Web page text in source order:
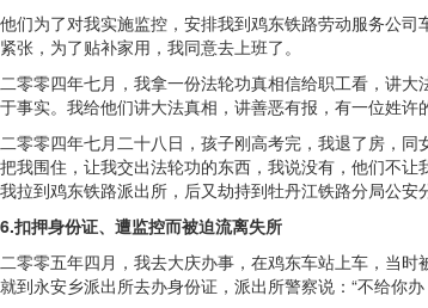
他们为了对我实施监控，安排我到鸡东铁路劳动服务公
紧张，为了贴补家用，我同意去上班了。
二零零四年七月，我拿一份法轮功真相信给职工看，讲
于事实。我给他们讲大法真相，讲善恶有报，有一位姓许
二零零四年七月二十八日，孩子刚高考完，我退了房，
把我围住，让我交出法轮功的东西，我说没有，他们不
我拉到鸡东铁路派出所，后又劫持到牡丹江铁路分局公安
6.扣押身份证、遭监控而被迫流离失所
二零零五年四月，我去大庆办事，在鸡东车站上车，当
就到永安乡派出所去办身份证，派出所警察说：“不给你